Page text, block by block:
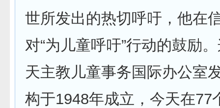
世所发出的热切呼吁，他在
对“为儿童呼吁”行动的鼓励
天主教儿童事务国际办公室
构于1948年成立，今天在77